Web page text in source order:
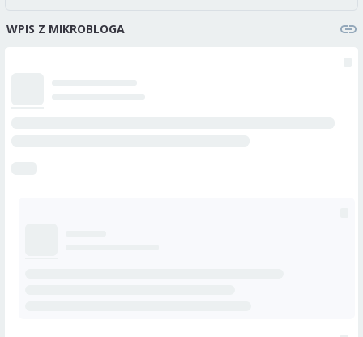
WPIS Z MIKROBLOGA